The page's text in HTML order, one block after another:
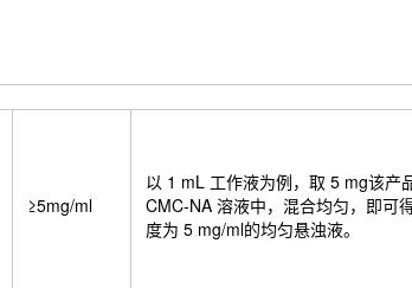
≥5mg/ml
以 1 mL 工作液为例，取 5 mg该产
CMC-NA 溶液中，混合均匀，即可
度为 5 mg/ml的均匀悬浊液。